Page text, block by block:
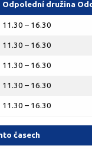
Odpolední družina
11.30 – 16.30
11.30 – 16.30
11.30 – 16.30
11.30 – 16.30
11.30 – 16.30
časech